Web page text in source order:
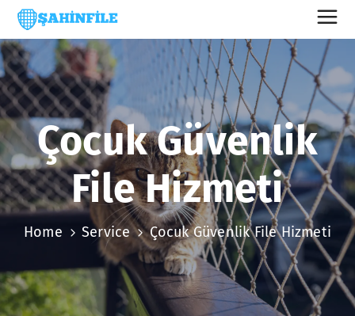
Çocuk Güvenlik
File Hizmeti
Home Service Çocuk Güvenlik File Hizmeti